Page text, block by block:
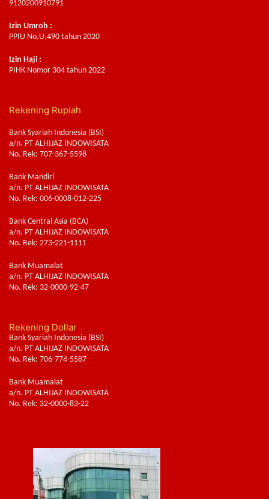
9120200910791
Izin Umroh :
PPIU No.U.490 tahun 2020
Izin Haji :
PIHK Nomor 304 tahun 2022
Rekening Rupiah
Bank Syariah Indonesia (BSI)
a/n. PT ALHIJAZ INDOWISATA
No. Rek: 707-367-5598
Bank Mandiri
a/n. PT ALHIJAZ INDOWISATA
No. Rek: 006-0008-012-225
Bank Central Asia (BCA)
a/n. PT ALHIJAZ INDOWISATA
No. Rek: 273-221-1111
Bank Muamalat
a/n. PT ALHIJAZ INDOWISATA
No. Rek: 32-0000-92-47
Rekening Dollar
Bank Syariah Indonesia (BSI)
a/n. PT ALHIJAZ INDOWISATA
No. Rek: 706-774-5587
Bank Muamalat
a/n. PT ALHIJAZ INDOWISATA
No. Rek: 32-0000-83-22